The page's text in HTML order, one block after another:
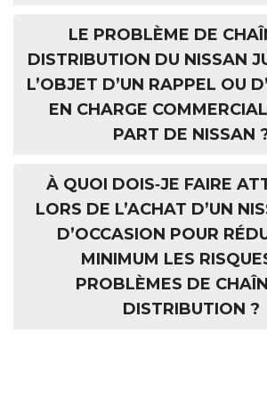
LE PROBLÈME DE
DISTRIBUTION DU NISSAN
L’OBJET D’UN RAPPEL OU
EN CHARGE
PART DE NISSAN
À QUOI DOIS‑JE FAIRE
LORS DE L’ACHAT D’UN
D’OCCASION POUR
MINIMUM LES
PROBLÈMES DE
DISTRIBUTION ?